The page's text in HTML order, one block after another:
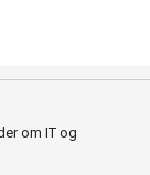
om IT og